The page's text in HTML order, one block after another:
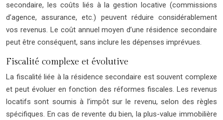
secondaire, les coûts liés à la gestion locative (commissions
d’agence, assurance, etc.) peuvent réduire considérablement
vos revenus. Le coût annuel moyen d’une résidence secondaire
peut être conséquent, sans inclure les dépenses imprévues.
Fiscalité complexe et évolutive
La fiscalité liée à la résidence secondaire est souvent complexe
et peut évoluer en fonction des réformes fiscales. Les revenus
locatifs sont soumis à l’impôt sur le revenu, selon des règles
spécifiques. En cas de revente du bien, la plus-value immobilière